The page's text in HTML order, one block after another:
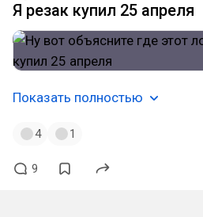
Я резак купил 25 апреля
Показать полностью
4 1
9